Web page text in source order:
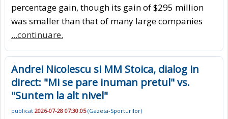
percentage gain, though its gain of $295 million
was smaller than that of many large companies
...continuare.
Andrei Nicolescu si MM Stoica, dialog in
direct: "Mi se pare inuman pretul" vs.
"Suntem la alt nivel"
publicat 2026-07-28 07:30:05(Gazeta-Sporturilor)